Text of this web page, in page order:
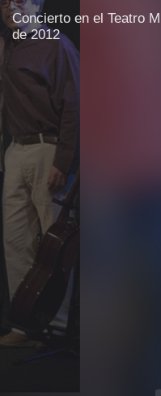
Concierto en el Teatro
de 2012